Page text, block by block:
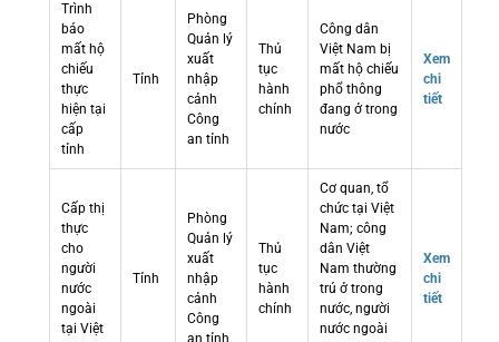
Trình
báo
mất hộ
chiếu
thực
hiện tại
cấp
tỉnh
Tỉnh
Phòng
Quản lý
xuất
nhập
cảnh
Công
an tỉnh
Thủ
tục
hành
chính
Công dân
Việt Nam bị
mất hộ chiếu
phổ thông
đang ở trong
nước
Xem
chi
tiết
Cấp thị
thực
cho
người
nước
ngoài
tại Việt
Tỉnh
Phòng
Quản lý
xuất
nhập
cảnh
Công
an tỉnh
Thủ
tục
hành
chính
Cơ quan, tổ
chức tại Việt
Nam; công
dân Việt
Nam thường
trú ở trong
nước, người
nước ngoài
Xem
chi
tiết